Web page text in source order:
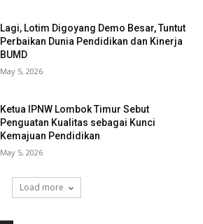
Lagi, Lotim Digoyang Demo Besar, Tuntut
Perbaikan Dunia Pendidikan dan Kinerja
BUMD
May 5, 2026
Ketua IPNW Lombok Timur Sebut
Penguatan Kualitas sebagai Kunci
Kemajuan Pendidikan
May 5, 2026
Load more